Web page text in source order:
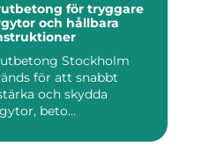
för tryggare
och hållbara
Stockholm
för att snabbt
och skydda
beto...